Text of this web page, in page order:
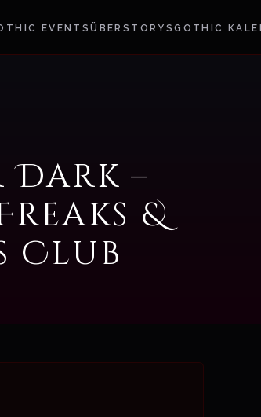
EVENTSÜBER STORYSGOTHIC
Dark –
&
Club